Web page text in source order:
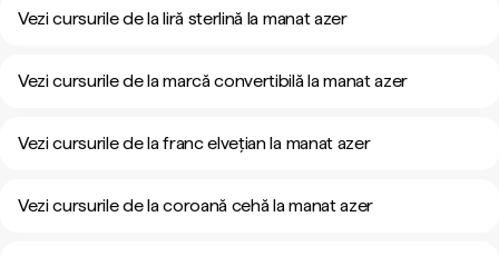
Vezi cursurile de la liră sterlină la manat azer
Vezi cursurile de la marcă convertibilă la manat azer
Vezi cursurile de la franc elvețian la manat azer
Vezi cursurile de la coroană cehă la manat azer